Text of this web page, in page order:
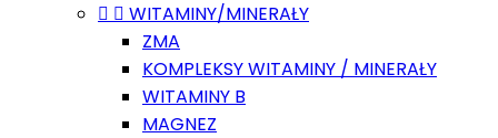
  WITAMINY/MINERAŁY
ZMA
KOMPLEKSY WITAMINY / MINERAŁY
WITAMINY B
MAGNEZ